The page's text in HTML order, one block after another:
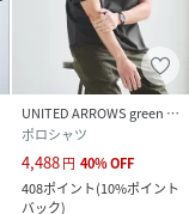
UNITED ARROWS green label relaxing
ポロシャツ
4,488円 40%OFF
408ポイント(10%ポイント
バック)